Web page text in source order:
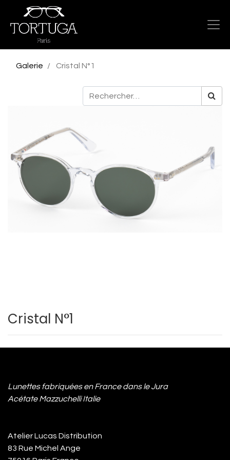
Galerie Cristal N°1
Cristal N°1
Lunettes fabriquées en France dans le Jura
Acétate Mazzuchelli Italie
Atelier Lucas Distribution
83 Rue Michel Ange